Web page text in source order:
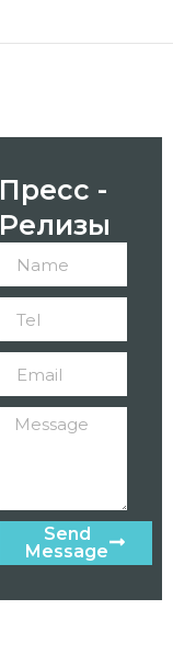
Пресс -
Релизы
Send
Message